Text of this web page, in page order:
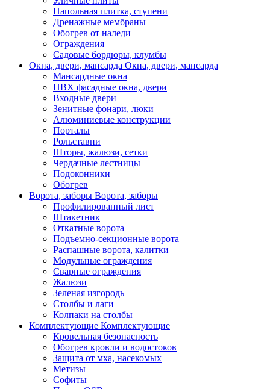
Напольная плитка, ступени
Дренажные мембраны
Обогрев от наледи
Ограждения
Садовые бордюры, клумбы
Окна, двери, мансарда Окна, двери, мансарда
Мансардные окна
ПВХ фасадные окна, двери
Входные двери
Зенитные фонари, люки
Алюминиевые конструкции
Порталы
Рольставни
Шторы, жалюзи, сетки
Чердачные лестницы
Подоконники
Обогрев
Ворота, заборы Ворота, заборы
Профилированный лист
Штакетник
Откатные ворота
Подъемно-секционные ворота
Распашные ворота, калитки
Модульные ограждения
Сварные ограждения
Жалюзи
Зеленая изгородь
Столбы и лаги
Колпаки на столбы
Комплектующие Комплектующие
Кровельная безопасность
Обогрев кровли и водостоков
Защита от мха, насекомых
Метизы
Софиты